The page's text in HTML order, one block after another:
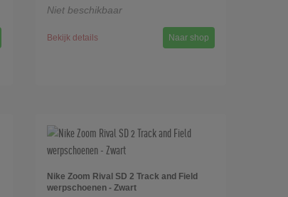
Niet beschikbaar
Bekijk details Naar shop
Nike Zoom Rival SD 2 Track and Field
werpschoenen - Zwart